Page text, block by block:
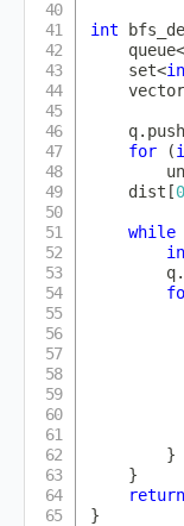
int
    queue
<
    set
<
    vector
    q
. push
for
(
    dist
[0
while
        q
.
}
}
return
}